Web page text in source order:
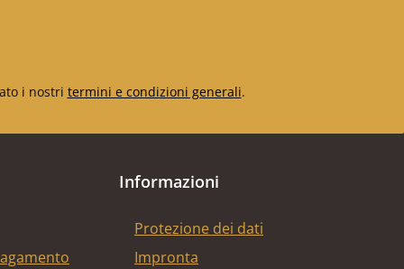
i nostri termini e condizioni generali.
Informazioni
Protezione dei dati
Impronta